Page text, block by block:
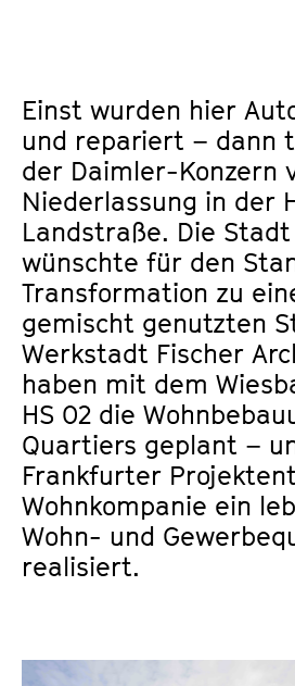
Einst wurden hier
und repariert – dann
der Daimler-Konzern
Niederlassung in der
Landstraße. Die
wünschte für den
Transformation zu
gemischt genutzten
Werkstadt Fischer
haben mit dem
HS 02 die
Quartiers geplant –
Frankfurter
Wohnkompanie ein
Wohn- und
realisiert.